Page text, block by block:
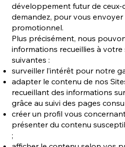
développement futur de ceux-
demandez, pour vous envoyer
promotionnel.
Plus précisément, nous
informations recueillies à
suivantes :
surveiller l’intérêt pour notre
adapter le contenu de nos
recueillant des informations
grâce au suivi des pages
créer un profil vous
présenter du contenu
;